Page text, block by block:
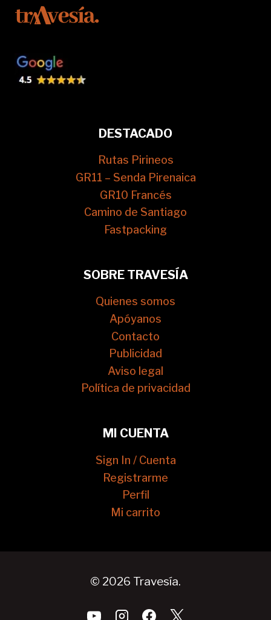
DESTACADO
Rutas Pirineos
GR11 – Senda Pirenaica
GR10 Francés
Camino de Santiago
Fastpacking
SOBRE TRAVESÍA
Quienes somos
Apóyanos
Contacto
Publicidad
Aviso legal
Política de privacidad
MI CUENTA
Sign In / Cuenta
Registrarme
Perfil
Mi carrito
© 2026 Travesía.